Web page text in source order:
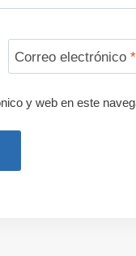
Correo electrónico*
y web en este